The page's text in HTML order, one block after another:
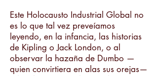
Este Holocausto Industrial Global no
es lo que tal vez preveíamos
leyendo, en la infancia, las historias
de Kipling o Jack London, o al
observar la hazaña de Dumbo —
quien convirtiera en alas sus orejas—